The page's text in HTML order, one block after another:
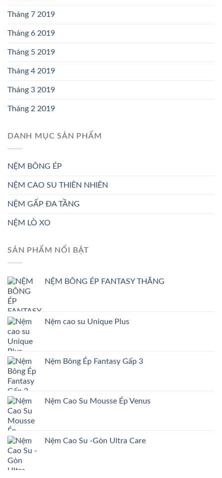
Tháng 7 2019
Tháng 6 2019
Tháng 5 2019
Tháng 4 2019
Tháng 3 2019
Tháng 2 2019
DANH MỤC SẢN PHẨM
NỆM BÔNG ÉP
NỆM CAO SU THIÊN NHIÊN
NỆM GẤP ĐA TẦNG
NỆM LÒ XO
SẢN PHẨM NỔI BẬT
NỆM BÔNG ÉP FANTASY THẲNG
Nệm cao su Unique Plus
Nệm Bông Ép Fantasy Gấp 3
Nệm Cao Su Mousse Ép Venus
Nệm Cao Su -Gòn Ultra Care